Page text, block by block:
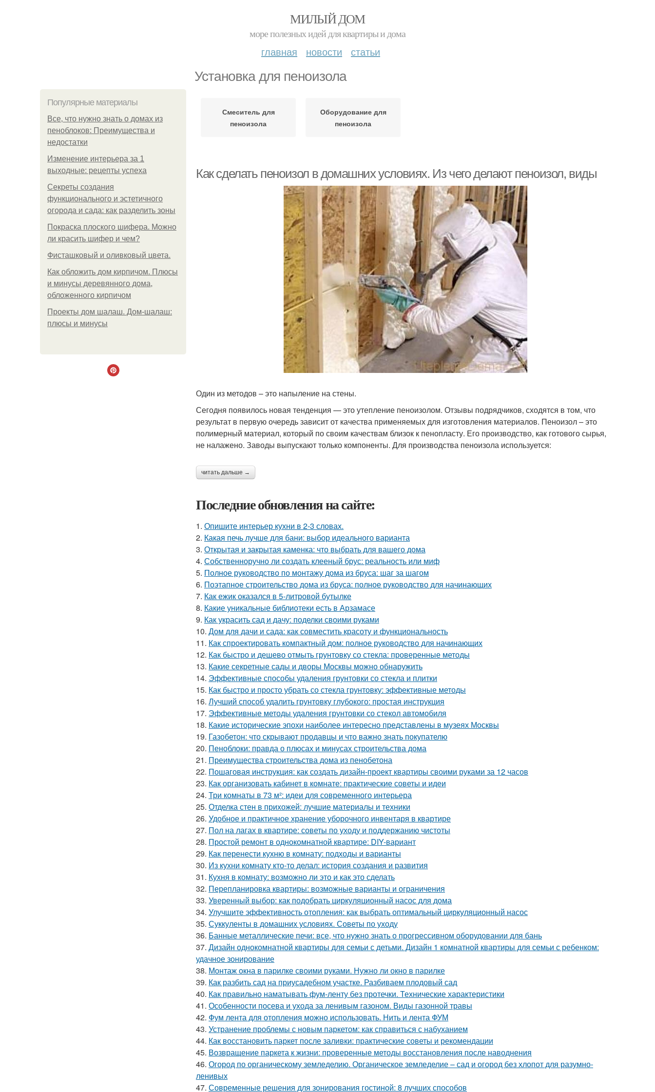
МИЛЫЙ ДОМ
море полезных идей для квартиры и дома
главная новости статьи
Установка для пеноизола
Популярные материалы
Все, что нужно знать о домах из
пеноблоков: Преимущества и
недостатки
Изменение интерьера за 1
выходные: рецепты успеха
Секреты создания
функционального и эстетичного
огорода и сада: как разделить зоны
Покраска плоского шифера. Можно
ли красить шифер и чем?
Фисташковый и оливковый цвета.
Как обложить дом кирпичом. Плюсы
и минусы деревянного дома,
обложенного кирпичом
Проекты дом шалаш. Дом-шалаш:
плюсы и минусы
Смеситель для
пеноизола
Оборудование для
пеноизола
Как сделать пеноизол в домашних условиях. Из чего делают пеноизол, виды
Один из методов – это напыление на стены.
Сегодня появилось новая тенденция — это утепление пеноизолом. Отзывы подрядчиков, сходятся в том, что
результат в первую очередь зависит от качества применяемых для изготовления материалов. Пеноизол – это
полимерный материал, который по своим качествам близок к пенопласту. Его производство, как готового сырья,
не налажено. Заводы выпускают только компоненты. Для производства пеноизола используется:
читать дальше →
Последние обновления на сайте:
1. Опишите интерьер кухни в 2-3 словах.
2. Какая печь лучше для бани: выбор идеального варианта
3. Открытая и закрытая каменка: что выбрать для вашего дома
4. Собственноручно ли создать клееный брус: реальность или миф
5. Полное руководство по монтажу дома из бруса: шаг за шагом
6. Поэтапное строительство дома из бруса: полное руководство для начинающих
7. Как ежик оказался в 5-литровой бутылке
8. Какие уникальные библиотеки есть в Арзамасе
9. Как украсить сад и дачу: поделки своими руками
10. Дом для дачи и сада: как совместить красоту и функциональность
11. Как спроектировать компактный дом: полное руководство для начинающих
12. Как быстро и дешево отмыть грунтовку со стекла: проверенные методы
13. Какие секретные сады и дворы Москвы можно обнаружить
14. Эффективные способы удаления грунтовки со стекла и плитки
15. Как быстро и просто убрать со стекла грунтовку: эффективные методы
16. Лучший способ удалить грунтовку глубокого: простая инструкция
17. Эффективные методы удаления грунтовки со стекол автомобиля
18. Какие исторические эпохи наиболее интересно представлены в музеях Москвы
19. Газобетон: что скрывают продавцы и что важно знать покупателю
20. Пеноблоки: правда о плюсах и минусах строительства дома
21. Преимущества строительства дома из пенобетона
22. Пошаговая инструкция: как создать дизайн-проект квартиры своими руками за 12 часов
23. Как организовать кабинет в комнате: практические советы и идеи
24. Три комнаты в 73 м²: идеи для современного интерьера
25. Отделка стен в прихожей: лучшие материалы и техники
26. Удобное и практичное хранение уборочного инвентаря в квартире
27. Пол на лагах в квартире: советы по уходу и поддержанию чистоты
28. Простой ремонт в однокомнатной квартире: DIY-вариант
29. Как перенести кухню в комнату: подходы и варианты
30. Из кухни комнату кто-то делал: история создания и развития
31. Кухня в комнату: возможно ли это и как это сделать
32. Перепланировка квартиры: возможные варианты и ограничения
33. Уверенный выбор: как подобрать циркуляционный насос для дома
34. Улучшите эффективность отопления: как выбрать оптимальный циркуляционный насос
35. Суккуленты в домашних условиях. Советы по уходу
36. Банные металлические печи: все, что нужно знать о прогрессивном оборудовании для бань
37. Дизайн однокомнатной квартиры для семьи с детьми. Дизайн 1 комнатной квартиры для семьи с ребенком:
удачное зонирование
38. Монтаж окна в парилке своими руками. Нужно ли окно в парилке
39. Как разбить сад на приусадебном участке. Разбиваем плодовый сад
40. Как правильно наматывать фум-ленту без протечки. Технические характеристики
41. Особенности посева и ухода за ленивым газоном. Виды газонной травы
42. Фум лента для отопления можно использовать. Нить и лента ФУМ
43. Устранение проблемы с новым паркетом: как справиться с набуханием
44. Как восстановить паркет после заливки: практические советы и рекомендации
45. Возвращение паркета к жизни: проверенные методы восстановления после наводнения
46. Огород по органическому земледелию. Органическое земледелие – сад и огород без хлопот для разумно-
ленивых
47. Современные решения для зонирования гостиной: 8 лучших способов